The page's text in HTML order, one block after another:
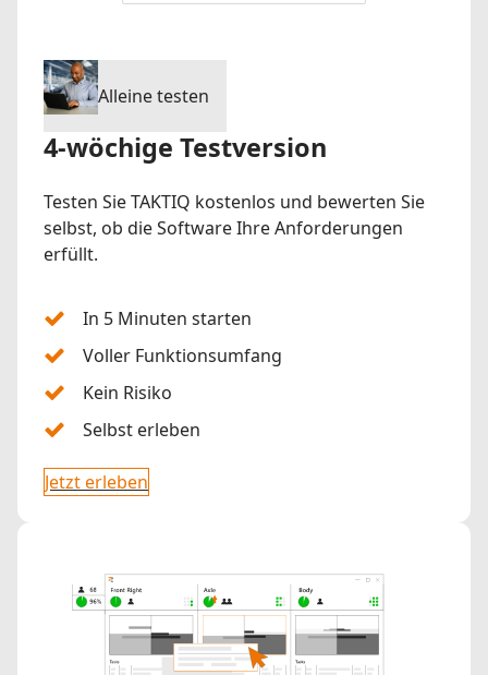
Alleine testen
4-wöchige Testversion
Testen Sie TAKTIQ kostenlos und bewerten Sie
selbst, ob die Software Ihre Anforderungen
erfüllt.
In 5 Minuten starten
Voller Funktionsumfang
Kein Risiko
Selbst erleben
Jetzt erleben